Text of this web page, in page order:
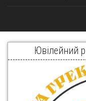
Ювілейний